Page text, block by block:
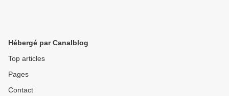
Hébergé par Canalblog
Top articles
Pages
Contact